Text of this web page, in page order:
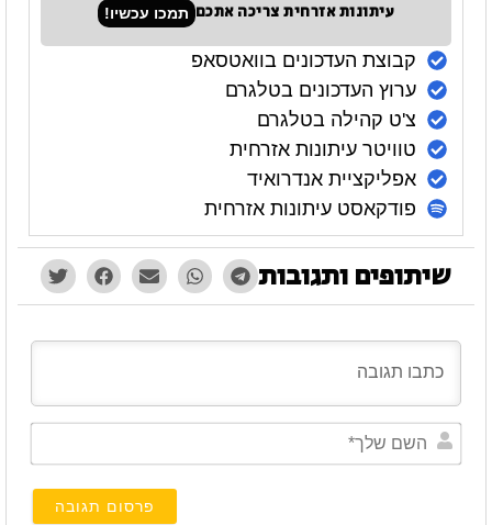
עיתונות אזרחית צריכה אתכם תמכו עכשיו!
קבוצת העדכונים בוואטסאפ
ערוץ העדכונים בטלגרם
צ'ט קהילה בטלגרם
טוויטר עיתונות אזרחית
אפליקציית אנדרואיד
פודקאסט עיתונות אזרחית
שיתופים ותגובות